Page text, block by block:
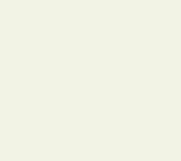
nos produits
et la
de Consommation).